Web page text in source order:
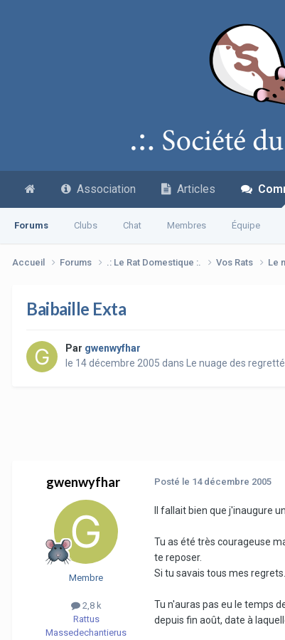
Association Articles
Forums Clubs Chat Membres Équipe
Accueil Forums .: Le Rat Domestique :. Vos Rats Le
Baibaille Exta
Par gwenwyfhar
le 14 décembre 2005 dans Le nuage des
gwenwyfhar
Membre
2,8 k
Rattus
Massedechantierus
Posté le 14 décembre 2005
Il fallait bien que j'inaugure
Tu as été très courageuse
te reposer.
Si tu savais tous mes
Tu n'auras pas eu le temps
depuis fin août, date à